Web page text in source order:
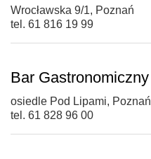
Wrocławska 9/1, Poznań
tel. 61 816 19 99
Bar Gastronomiczny
osiedle Pod Lipami, Poznań
tel. 61 828 96 00